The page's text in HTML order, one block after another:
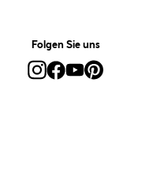
Folgen Sie uns